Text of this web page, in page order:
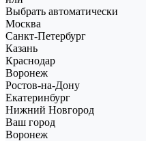
Выбрать автоматически
Москва
Санкт-Петербург
Казань
Краснодар
Воронеж
Ростов-на-Дону
Екатеринбург
Нижний Новгород
Ваш город
Воронеж